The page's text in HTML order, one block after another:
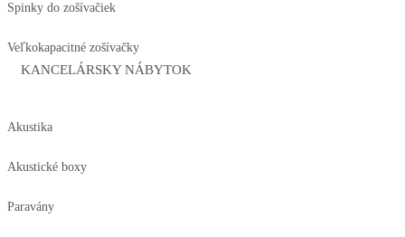
Spinky do zošívačiek
Veľkokapacitné zošívačky
KANCELÁRSKY NÁBYTOK
Akustika
Akustické boxy
Paravány